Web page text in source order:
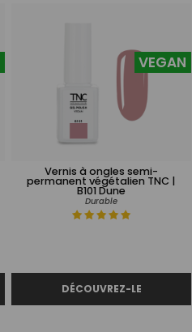
Vernis à ongles semi-
permanent végétalien TNC |
B101 Dune
Durable
VEGAN